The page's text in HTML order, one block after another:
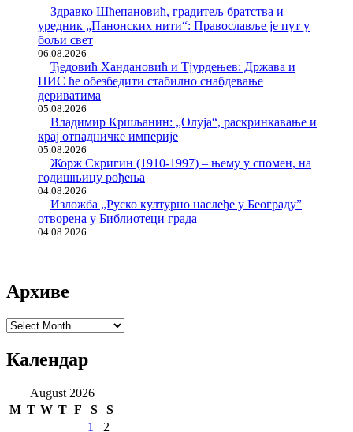
Здравко Шћепановић, градитељ братства и
уредник „Панонских нити“: Православље је пут у
бољи свет
06.08.2026
Ђедовић Хандановић и Тјурдењев: Држава и
НИС ће обезбедити стабилно снабдевање
дериватима
05.08.2026
Владимир Кршљанин: „Олуја“, раскринкавање и
крај отпадничке империје
05.08.2026
Жорж Скригин (1910-1997) – њему у спомен, на
годишњицу рођења
04.08.2026
Изложба „Руско културно наслеђе у Београду”
отворена у Библиотеци града
04.08.2026
Архиве
Архиве
Календар
August 2026
M T W T F S
S
1
2